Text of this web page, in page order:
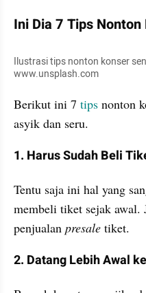
Ini Dia 7 Tips
Ilustrasi tips nonton konser
www.unsplash.com
Berikut ini 7 tips nonton
asyik dan seru.
1. Harus Sudah Beli
Tentu saja ini hal yang
membeli tiket sejak
penjualan presale tiket.
2. Datang Lebih Awal